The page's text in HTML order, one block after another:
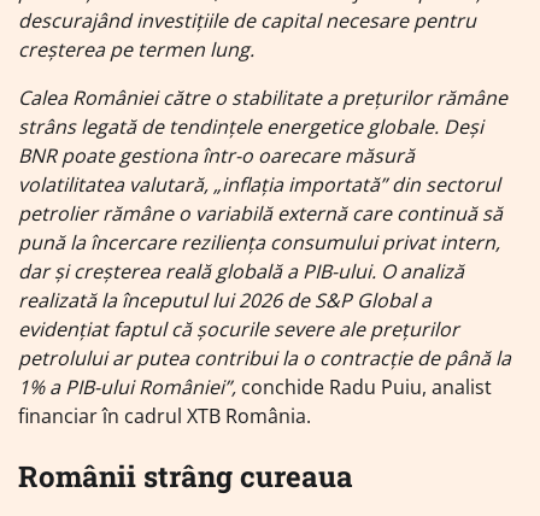
descurajând investițiile de capital necesare pentru
creșterea pe termen lung.
Calea României către o stabilitate a prețurilor rămâne
strâns legată de tendințele energetice globale. Deși
BNR poate gestiona într-o oarecare măsură
volatilitatea valutară, „inflația importată” din sectorul
petrolier rămâne o variabilă externă care continuă să
pună la încercare reziliența consumului privat intern,
dar și creșterea reală globală a PIB-ului. O analiză
realizată la începutul lui 2026 de S&P Global a
evidențiat faptul că șocurile severe ale prețurilor
petrolului ar putea contribui la o contracție de până la
1% a PIB-ului României”, conchide Radu Puiu, analist
financiar în cadrul XTB România.
Românii strâng cureaua